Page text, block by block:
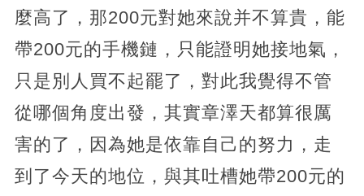
麼高了，那200元對她來說并不算貴，能
帶200元的手機鏈，只能證明她接地氣，
只是別人買不起罷了，對此我覺得不管
從哪個角度出發，其實章澤天都算很厲
害的了，因為她是依靠自己的努力，走
到了今天的地位，與其吐槽她帶200元的